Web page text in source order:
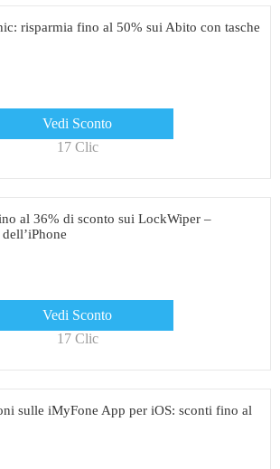
risparmia fino al 50% sui Abito con tasche
Vedi Sconto
17 Clic
al 36% di sconto sui LockWiper –
Vedi Sconto
17 Clic
sulle iMyFone App per iOS: sconti fino al